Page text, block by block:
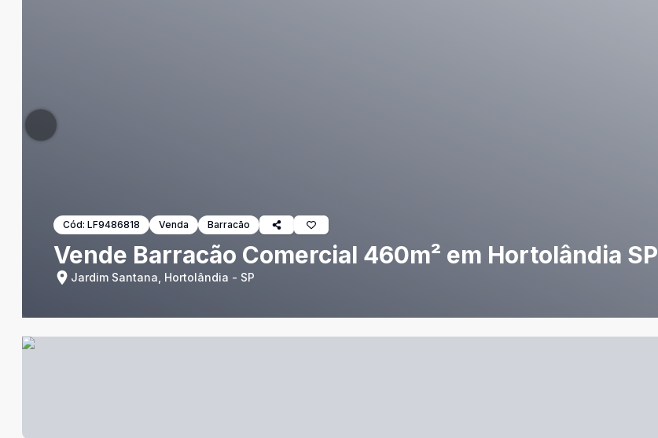
Cód: LF9486818 Venda Barracão
Vende Barracão Comercial 460m² em Hortolândia SP
Jardim Santana, Hortolândia - SP